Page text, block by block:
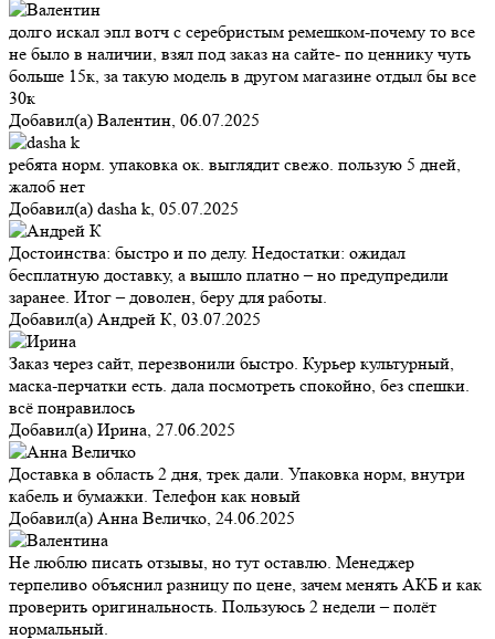
долго искал эпл вотч с серебристым ремешком-почему то все
не было в наличии, взял под заказ на сайте- по ценнику чуть
больше 15к, за такую модель в другом магазине отдыл бы все
30к
Добавил(а) Валентин, 06.07.2025
ребята норм. упаковка ок. выглядит свежо. пользую 5 дней,
жалоб нет
Добавил(а) dasha k, 05.07.2025
Достоинства: быстро и по делу. Недостатки: ожидал
бесплатную доставку, а вышло платно – но предупредили
заранее. Итог – доволен, беру для работы.
Добавил(а) Андрей К, 03.07.2025
Заказ через сайт, перезвонили быстро. Курьер культурный,
маска-перчатки есть. дала посмотреть спокойно, без спешки.
всё понравилось
Добавил(а) Ирина, 27.06.2025
Доставка в область 2 дня, трек дали. Упаковка норм, внутри
кабель и бумажки. Телефон как новый
Добавил(а) Анна Величко, 24.06.2025
Не люблю писать отзывы, но тут оставлю. Менеджер
терпеливо объяснил разницу по цене, зачем менять АКБ и как
проверить оригинальность. Пользуюсь 2 недели – полёт
нормальный.